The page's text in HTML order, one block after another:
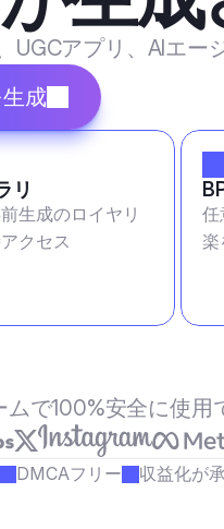
アプリ、AIエー
成
リ
生成のロイヤリ
クセス
任
で100%安全に使用
DMCAフリー 収益化が